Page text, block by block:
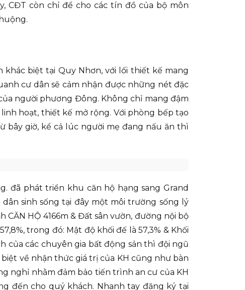
CĐT còn chỉ để cho các tín đồ của bộ môn
biệt tại Quy Nhơn, với lối thiết kế mang
cư dân sẽ cảm nhận được những nét đặc
người phương Đông. Không chỉ mang đậm
hoạt, thiết kế mở rộng. Với phòng bếp tạo
bây giờ, kể cả lúc người mẹ đang nấu ăn thì
đã phát triển khu căn hộ hạng sang Grand
sinh sống tại đây một môi trường sống lý
HỘ 4166m & Đất sân vườn, đường nội bộ
trong đó: Mật độ khối đế là 57,3% & Khối
của các chuyên gia bất động sản thì đội ngũ
về nhận thức giá trị của KH cũng như bàn
nghỉ nhằm đảm bảo tiến trình an cư của KH
đến cho quý khách. Nhanh tay đăng ký tại